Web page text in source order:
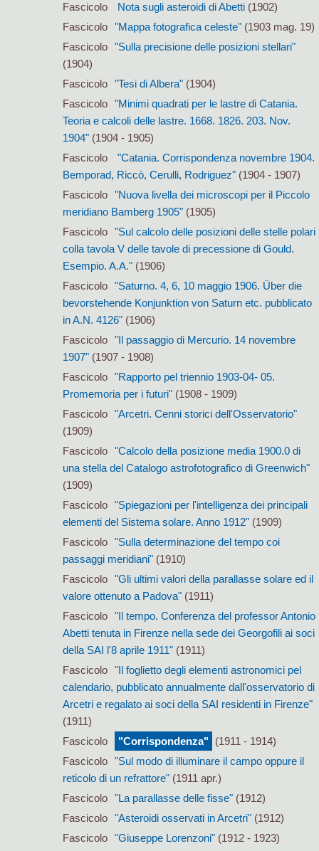
Fascicolo Nota sugli asteroidi di Abetti(1902)
Fascicolo
"Mappa fotografica celeste"(1903 mag. 19)
Fascicolo
"Sulla precisione delle posizioni stellari"
(1904)
Fascicolo
"Tesi di Albera"(1904)
Fascicolo
"Minimi quadrati per le lastre di Catania.
Teoria e calcoli delle lastre. 1668. 1826. 203. Nov.
1904"(1904 - 1905)
Fascicolo
"Catania. Corrispondenza novembre 1904.
Bemporad, Riccò, Cerulli, Rodriguez"(1904 - 1907)
Fascicolo
"Nuova livella dei microscopi per il Piccolo
meridiano Bamberg 1905"(1905)
Fascicolo
"Sul calcolo delle posizioni delle stelle polari
colla tavola V delle tavole di precessione di Gould.
Esempio. A.A."(1906)
Fascicolo
"Saturno. 4, 6, 10 maggio 1906. Über die
bevorstehende Konjunktion von Saturn etc. pubblicato
in A.N. 4126"(1906)
Fascicolo
"Il passaggio di Mercurio. 14 novembre
1907"(1907 - 1908)
Fascicolo
"Rapporto pel triennio 1903-04- 05.
Promemoria per i futuri"(1908 - 1909)
Fascicolo
"Arcetri. Cenni storici dell'Osservatorio"
(1909)
Fascicolo
"Calcolo della posizione media 1900.0 di
una stella del Catalogo astrofotografico di Greenwich"
(1909)
Fascicolo
"Spiegazioni per l'intelligenza dei principali
elementi del Sistema solare. Anno 1912"(1909)
Fascicolo
"Sulla determinazione del tempo coi
passaggi meridiani"(1910)
Fascicolo
"Gli ultimi valori della parallasse solare ed il
valore ottenuto a Padova"(1911)
Fascicolo
"Il tempo. Conferenza del professor Antonio
Abetti tenuta in Firenze nella sede dei Georgofili ai soci
della SAI l'8 aprile 1911"(1911)
Fascicolo
"Il foglietto degli elementi astronomici pel
calendario, pubblicato annualmente dall'osservatorio di
Arcetri e regalato ai soci della SAI residenti in Firenze"
(1911)
Fascicolo
"Corrispondenza"
(1911 - 1914)
Fascicolo
"Sul modo di illuminare il campo oppure il
reticolo di un refrattore"(1911 apr.)
Fascicolo
"La parallasse delle fisse"(1912)
Fascicolo
"Asteroidi osservati in Arcetri"(1912)
Fascicolo
"Giuseppe Lorenzoni"(1912 - 1923)